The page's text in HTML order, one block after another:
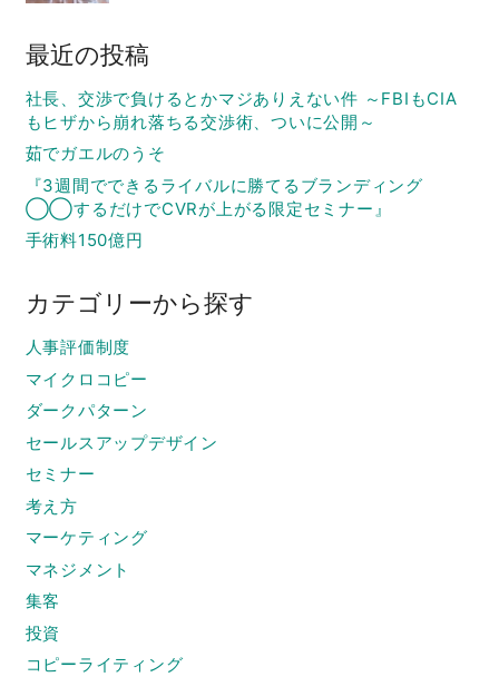
最近の投稿
社長、交渉で負けるとかマジありえない件 ～FBIもCIA
もヒザから崩れ落ちる交渉術、ついに公開～
茹でガエルのうそ
『3週間でできるライバルに勝てるブランディング
◯◯するだけでCVRが上がる限定セミナー』
手術料150億円
カテゴリーから探す
人事評価制度
マイクロコピー
ダークパターン
セールスアップデザイン
セミナー
考え方
マーケティング
マネジメント
集客
投資
コピーライティング